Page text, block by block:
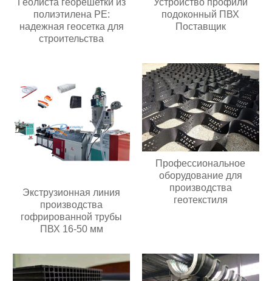
Геолиста георешетки из
полиэтилена PE:
надежная геосетка для
строительства
Устройство профили
подоконный ПВХ
Поставщик
Экструзионная линия
производства
гофрированной трубы
ПВХ 16-50 мм
Профессиональное
оборудование для
производства
геотекстиля